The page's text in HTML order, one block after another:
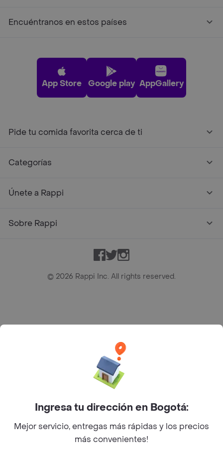
Encuéntranos en estos países
App Store Google play AppGallery
Pide tu comida favorita cerca de ti
Categorías
Únete a Rappi
Sobre Rappi
Facebook
TwitterInstagram
© 2026 Rappi Inc. All rights reserved.
Bogotá D.C. --- notificacionesrappi@rappi.com
Ingresa tu dirección en Bogotá:
Mejor servicio, entregas más rápidas y los precios
más convenientes!